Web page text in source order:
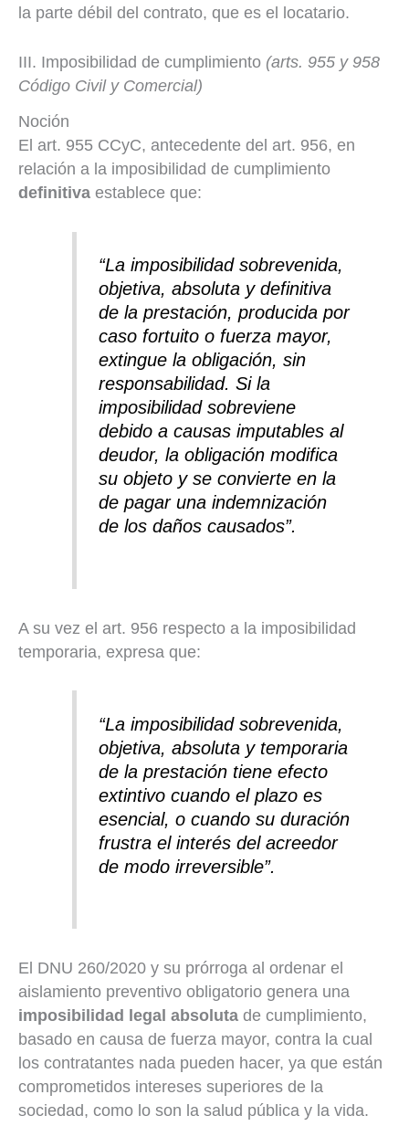
la parte débil del contrato, que es el locatario.
III. Imposibilidad de cumplimiento (arts. 955 y 958
Código Civil y Comercial)
Noción
El art. 955 CCyC, antecedente del art. 956, en
relación a la imposibilidad de cumplimiento
definitiva establece que:
“La imposibilidad sobrevenida,
objetiva, absoluta y definitiva
de la prestación, producida por
caso fortuito o fuerza mayor,
extingue la obligación, sin
responsabilidad. Si la
imposibilidad sobreviene
debido a causas imputables al
deudor, la obligación modifica
su objeto y se convierte en la
de pagar una indemnización
de los daños causados”.
A su vez el art. 956 respecto a la imposibilidad
temporaria, expresa que:
“La imposibilidad sobrevenida,
objetiva, absoluta y temporaria
de la prestación tiene efecto
extintivo cuando el plazo es
esencial, o cuando su duración
frustra el interés del acreedor
de modo irreversible”.
El DNU 260/2020 y su prórroga al ordenar el
aislamiento preventivo obligatorio genera una
imposibilidad legal absoluta de cumplimiento,
basado en causa de fuerza mayor, contra la cual
los contratantes nada pueden hacer, ya que están
comprometidos intereses superiores de la
sociedad, como lo son la salud pública y la vida.